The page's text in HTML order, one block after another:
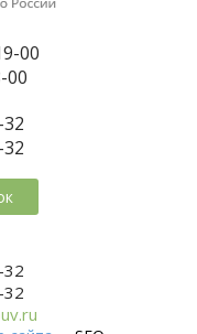
00
00